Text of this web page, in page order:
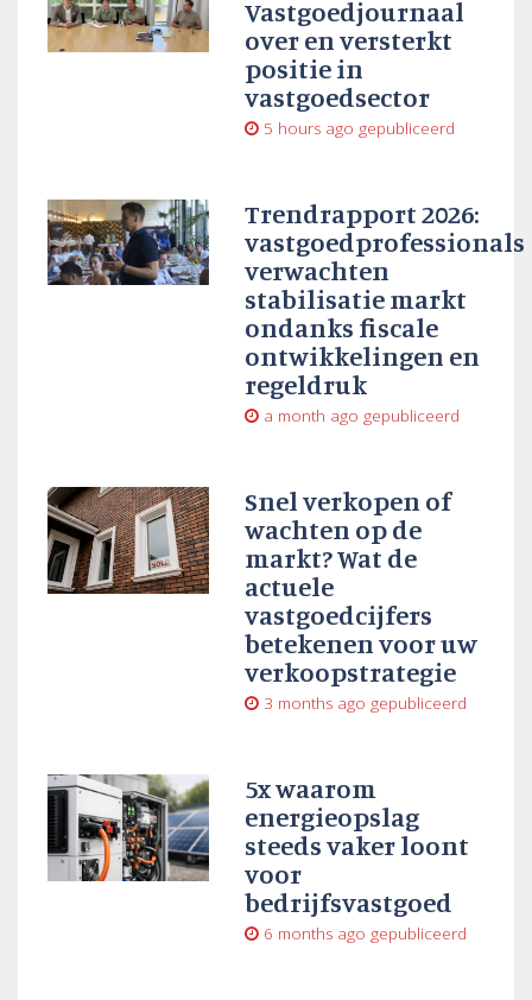
Vastgoedjournaal
over en versterkt
positie in
vastgoedsector
5 hours ago gepubliceerd
Trendrapport 2026:
vastgoedprofessionals
verwachten
stabilisatie markt
ondanks fiscale
ontwikkelingen en
regeldruk
a month ago gepubliceerd
Snel verkopen of
wachten op de
markt? Wat de
actuele
vastgoedcijfers
betekenen voor uw
verkoopstrategie
3 months ago gepubliceerd
5x waarom
energieopslag
steeds vaker loont
voor
bedrijfsvastgoed
6 months ago gepubliceerd